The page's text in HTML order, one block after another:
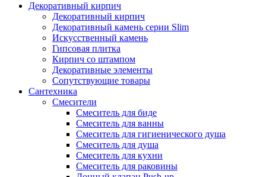
Декоративный кирпич
Декоративный кирпич
Декоративный камень серии Slim
Искусственный камень
Гипсовая плитка
Кирпич со штампом
Декоративные элементы
Сопутствующие товары
Сантехника
Смесители
Смеситель для биде
Смеситель для ванны
Смеситель для гигиенического душа
Смеситель для душа
Смеситель для кухни
Смеситель для раковины